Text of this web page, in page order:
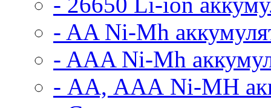
- AA Ni-Mh
- AAA Ni-Mh
- АА, ААА Ni-MH